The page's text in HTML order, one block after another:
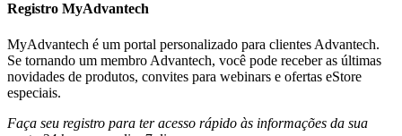
Registro MyAdvantech
MyAdvantech é um portal personalizado para clientes Advantech.
Se tornando um membro Advantech, você pode receber as últimas
novidades de produtos, convites para webinars e ofertas eStore
especiais.
Faça seu registro para ter acesso rápido às informações da sua